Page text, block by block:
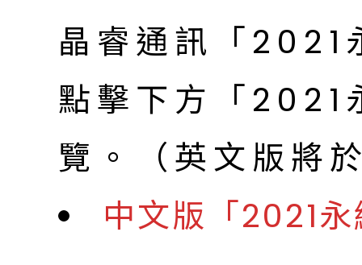
晶睿通訊「2021
點擊下方「2021
覽。（英文版將
中文版「2021